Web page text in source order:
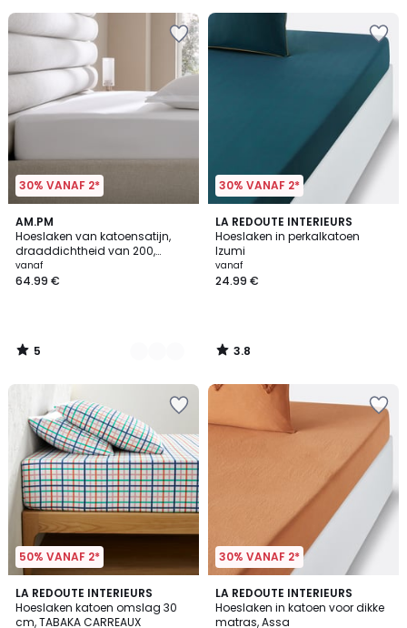
30% VANAF 2*
AM.PM
Hoeslaken van katoensatijn,
draaddichtheid van 200,
randbreedte 30 cm, Galor
vanaf
64.99 €
5
/
5
8
Kleuren
5
/
30% VANAF 2*
LA REDOUTE INTERIEURS
Hoeslaken in perkalkatoen
Izumi
vanaf
24.99 €
3.8
/ 5
3.8
/
50% VANAF 2*
LA REDOUTE INTERIEURS
Hoeslaken katoen omslag 30
cm, TABAKA CARREAUX
4.1
/ 5
30% VANAF 2*
LA REDOUTE INTERIEURS
Hoeslaken in katoen voor dikke
matras, Assa
4.4
/ 5